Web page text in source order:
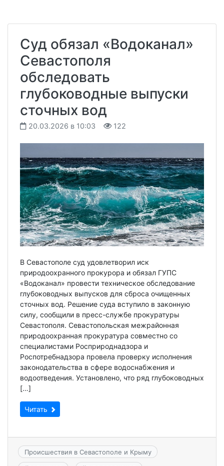
Суд обязал «Водоканал»
Севастополя
обследовать
глубоководные выпуски
сточных вод
20.03.2026 в 10:03 122
В Севастополе суд удовлетворил иск
природоохранного прокурора и обязал ГУПС
«Водоканал» провести техническое обследование
глубоководных выпусков для сброса очищенных
сточных вод. Решение суда вступило в законную
силу, сообщили в пресс-службе прокуратуры
Севастополя. Севастопольская межрайонная
природоохранная прокуратура совместно со
специалистами Росприроднадзора и
Роспотребнадзора провела проверку исполнения
законодательства в сфере водоснабжения и
водоотведения. Установлено, что ряд глубоководных
[…]
Читать
Происшествия в Севастополе и Крыму